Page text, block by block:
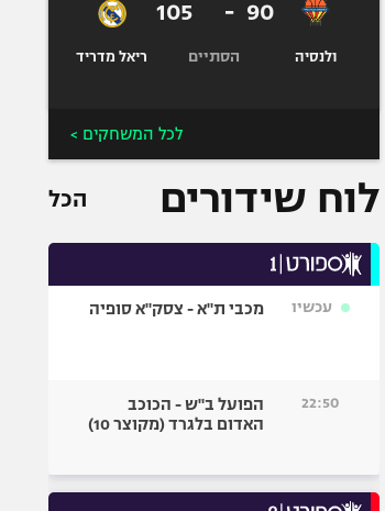
אופניים
ספורט מוטורי
בייסבול MLB
ספורט אתגרי
ואקסטרים
אומנויות לחימה
ולנסיה
90
-
105
הסתיים ריאל מדריד
לכל המשחקים >
לוח שידורים הכל
עכשיו מכבי ת"א - צסק"א סופיה
22:50
הפועל ב"ש - הכוכב
האדום בלגרד (מקוצר 10)